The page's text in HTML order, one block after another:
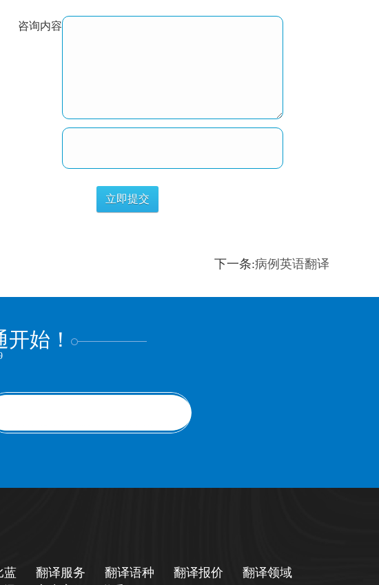
咨询内容
下一条:病例英语翻译
始！
蓝 翻译服务 翻译语种 翻译报价
翻译领域